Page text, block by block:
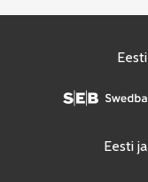
Eesti